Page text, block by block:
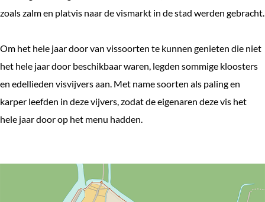
zoals zalm en platvis naar de vismarkt in de stad werden gebracht.
Om het hele jaar door van vissoorten te kunnen genieten die niet
het hele jaar door beschikbaar waren, legden sommige kloosters
en edellieden visvijvers aan. Met name soorten als paling en
karper leefden in deze vijvers, zodat de eigenaren deze vis het
hele jaar door op het menu hadden.